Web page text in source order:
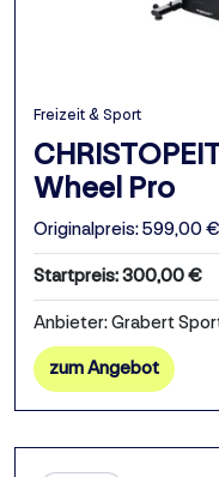
Freizeit & Sport
Wheel Pro
Originalpreis: 599,00 €
Startpreis: 300,00 €
Anbieter: Grabert
zum Angebot